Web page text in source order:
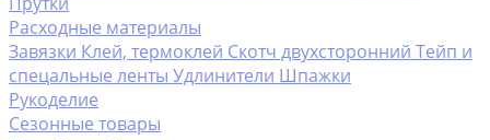
Расходные материалы
Завязки Клей, термоклей Скотч двухсторонний Тейп и
спецальные ленты Удлинители Шпажки
Рукоделие
Сезонные товары